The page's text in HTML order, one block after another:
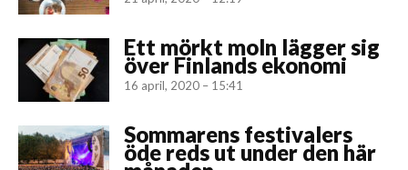
Ett mörkt moln lägger sig
över Finlands ekonomi
16 april, 2020 – 15:41
Sommarens festivalers
öde reds ut under den här